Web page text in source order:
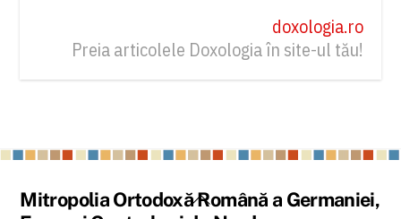
doxologia.ro
Preia articolele Doxologia în site-ul tău!
Back
Mitropolia Ortodoxă Română a Germaniei,